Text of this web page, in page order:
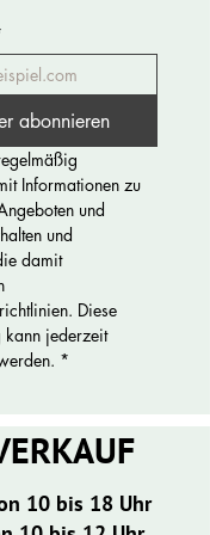
abonnieren
Informationen zu
und
und
damit
Diese
kann jederzeit
*
10 bis 18 Uhr